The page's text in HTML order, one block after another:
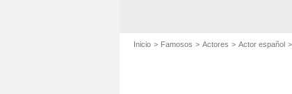
Inicio Famosos Actores Actor español